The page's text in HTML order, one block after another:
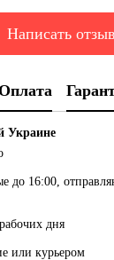
Написать отзыв
Украине
до 16:00,
дня
или курьером